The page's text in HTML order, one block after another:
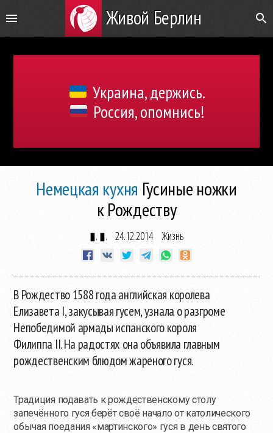
Живой Берлин
Украина, держись.
Россия, опомнись!
Немецкая кухня Гусиные ножки
к Рождеству
▮. ▮. 24.12.2014Жизнь
В Рождество 1588 года английская королева
Елизавета I, закусывая гусем, узнала о разгроме
Непобедимой армады испанского короля
Филиппа II. На радостях она объявила главным
рождественским блюдом жареного гуся.
Традиция подавать к рождественскому столу
запечённого гуся берёт своё начало от католического
обычая поедания «мартинского» гуся в день святого